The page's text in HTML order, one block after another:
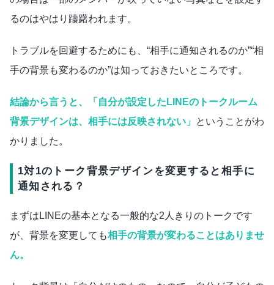
るのはやはり躊躇われます。
トラブルを回避するためにも、“相手に通知されるのか”“相
手の背景も変わるのか”は知っておきたいところです。
結論から言うと、「自分が設定したLINEのトークルーム
背景デザインは、相手には反映されない」 ということがわ
かりました。
1対1のトーク背景デザインを変更すると相手に
通知される？
まずはLINEの基本となる一般的な2人きりのトークです
が、背景を変更しても相手の背景が変わることはありませ
ん。